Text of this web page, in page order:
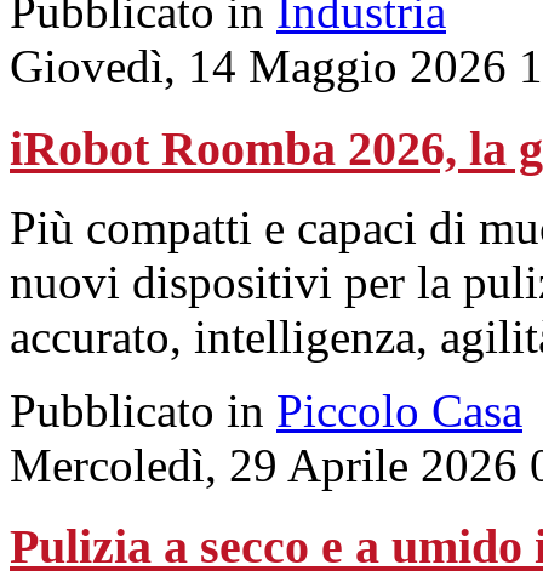
Pubblicato in Industria
Giovedì, 14 Maggio 2026
iRobot Roomba 2026, la
Più compatti e capaci di
nuovi dispositivi per la
accurato, intelligenza,
Pubblicato in Piccolo Casa
Mercoledì, 29 Aprile 2026
Pulizia a secco e a umido